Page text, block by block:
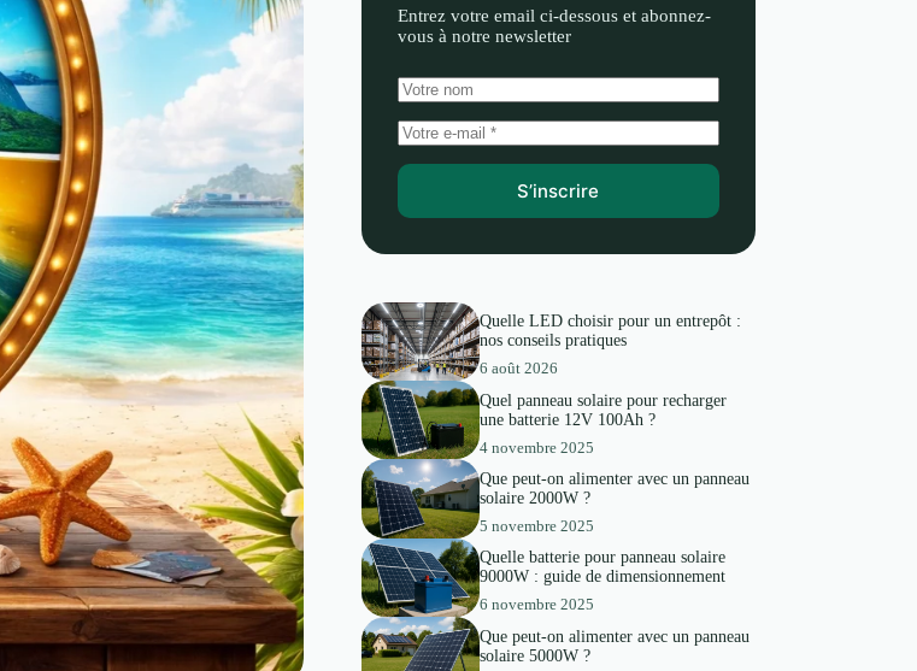
Entrez votre email ci-dessous et abonnez-
vous à notre newsletter
S’inscrire
Quelle LED choisir pour un entrepôt :
nos conseils pratiques
6 août 2026
Quel panneau solaire pour recharger
une batterie 12V 100Ah ?
4 novembre 2025
Que peut-on alimenter avec un panneau
solaire 2000W ?
5 novembre 2025
Quelle batterie pour panneau solaire
9000W : guide de dimensionnement
6 novembre 2025
Que peut-on alimenter avec un panneau
solaire 5000W ?